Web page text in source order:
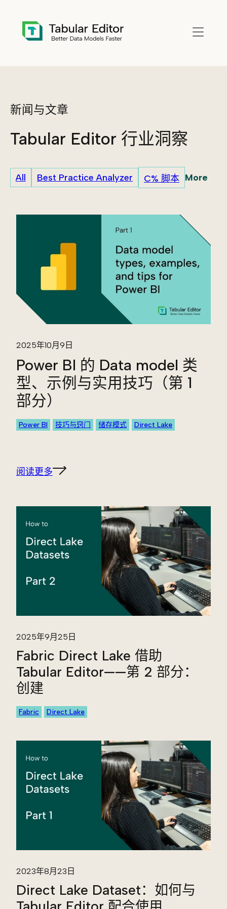
新闻与文章
Tabular Editor 行业洞察
All Best Practice Analyzer C% 脚本 More
2025年10月9日
Power BI 的 Data model 类
型、示例与实用技巧（第 1
部分）
Power BI 技巧与窍门 储存模式 Direct Lake
阅读更多
2025年9月25日
Fabric Direct Lake 借助
Tabular Editor——第 2 部分：
创建
Fabric Direct Lake
2023年8月23日
Direct Lake Dataset：如何与